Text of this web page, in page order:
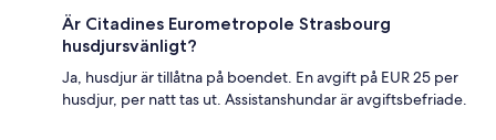
Är Citadines Eurometropole Strasbourg
husdjursvänligt?
Ja, husdjur är tillåtna på boendet. En avgift på EUR 25 per
husdjur, per natt tas ut. Assistanshundar är avgiftsbefriade.